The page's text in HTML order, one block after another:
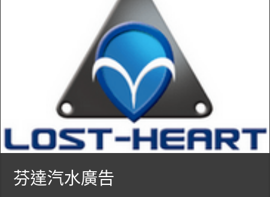
芬達汽水廣告